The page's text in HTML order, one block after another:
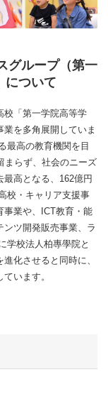
グループ（第一
について
校「第一学院高等学
を多角展開していま
最高の教育機関を目
まらず、社会のニーズ
高となる、162億円
校・キャリア支援事
事業や、ICT教育・能
ツ開発販売事業、ラ
学校法人柏專學院と
化させると同時に、
います。